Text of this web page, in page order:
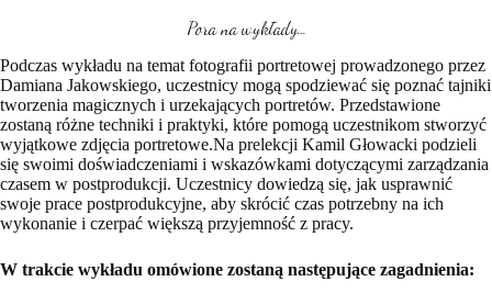
Pora na wykłady…
Podczas wykładu na temat fotografii portretowej prowadzonego przez
Damiana Jakowskiego, uczestnicy mogą spodziewać się poznać tajniki
tworzenia magicznych i urzekających portretów. Przedstawione
zostaną różne techniki i praktyki, które pomogą uczestnikom stworzyć
wyjątkowe zdjęcia portretowe.Na prelekcji Kamil Głowacki podzieli
się swoimi doświadczeniami i wskazówkami dotyczącymi zarządzania
czasem w postprodukcji. Uczestnicy dowiedzą się, jak usprawnić
swoje prace postprodukcyjne, aby skrócić czas potrzebny na ich
wykonanie i czerpać większą przyjemność z pracy.
W trakcie wykładu omówione zostaną następujące zagadnienia: